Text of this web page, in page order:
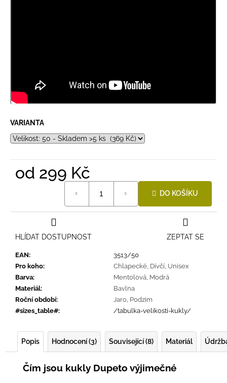
VARIANTA
od 299 Kč
DO KOŠÍKU
EAN:
3513/50
Pro koho: Chlapecké Dívčí Unisex
Barva: Mentolová Modrá
Materiál:
Bavlna
Roční období: Jaro Podzim
#sizes_table#: /tabulka-velikosti-kukly/
ZEPTAT SE
HLÍDAT DOSTUPNOST
Popis Hodnocení (3) Související (8) Materiál
Čím jsou kukly Dupeto výjimečné